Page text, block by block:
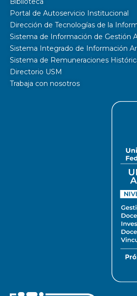
Portal de Autoservicio Institucional
Dirección de Tecnologías de la
Sistema de Información de Gestión
Sistema Integrado de Información
Sistema de Remuneraciones
Directorio USM
Trabaja con nosotros